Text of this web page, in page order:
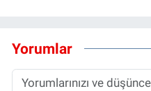
Yorumlar